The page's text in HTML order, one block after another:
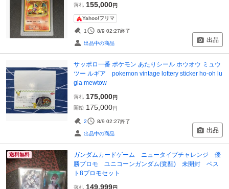
落札 155,000円
Yahoo!フリマ
1 8/9 02:27終了
出品中の商品 出品
サッポロ一番 ポケモン あたりシール ホウオウ ミュウ
ツー ルギア pokemon vintage lottery sticker ho-oh lu
gia mewtow
落札 175,000円
開始 175,000円
2 8/9 02:27終了
出品中の商品 出品
送料無料
ガンダムカードゲーム ニュータイプチャレンジ 優
勝プロモ ユニコーンガンダム(覚醒) 未開封 ベス
ト8プロモセット
落札 149,999円